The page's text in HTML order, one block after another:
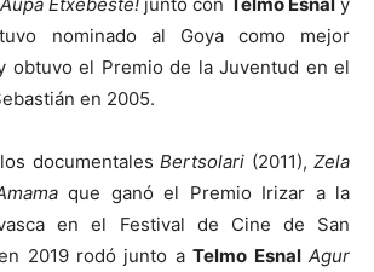
nominado al Goya como mejor
obtuvo el Premio de la Juventud en el
en 2005.
documentales Bertsolari (2011), Zela
que ganó el Premio Irizar a la
en el Festival de Cine de San
2019 rodó junto aTelmo Esnal Agur